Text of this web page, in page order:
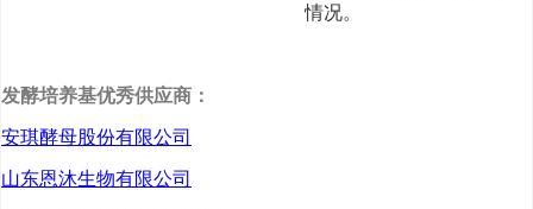
情况。
发酵培养基优秀供应商：
安琪酵母股份有限公司
山东恩沐生物有限公司